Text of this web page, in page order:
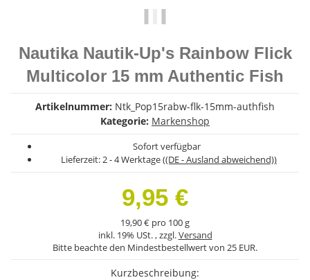
Nautika Nautik-Up's Rainbow Flick
Multicolor 15 mm Authentic Fish
Artikelnummer: Ntk_Pop15rabw-flk-15mm-authfish
Kategorie: Markenshop
Sofort verfügbar
Lieferzeit:2 - 4 Werktage((DE - Ausland abweichend))
9,95 €
19,90 € pro 100 g
inkl. 19% USt. , zzgl.Versand
Bitte beachte den Mindestbestellwert von 25 EUR.
Kurzbeschreibung: